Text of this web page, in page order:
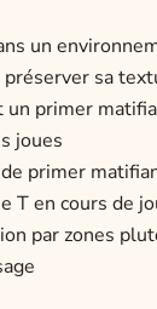
un
sa
primer
joues
primer
T en cours de
par zones